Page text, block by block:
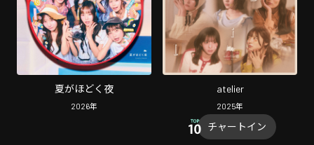
夏がほどく夜
2026年
atelier
2025年
チャートイン